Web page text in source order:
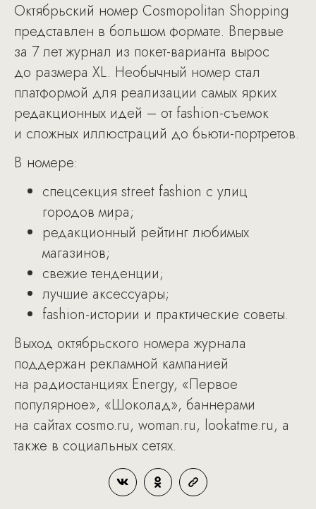
Октябрьский номер Cosmopolitan Shopping
представлен в большом формате. Впервые
за 7 лет журнал из покет-варианта вырос
до размера XL. Необычный номер стал
платформой для реализации самых ярких
редакционных идей – от fashion-съемок
и сложных иллюстраций до бьюти-портретов.
В номере:
спецсекция street fashion с улиц
городов мира;
редакционный рейтинг любимых
магазинов;
свежие тенденции;
лучшие аксессуары;
fashion-истории и практические советы.
Выход октябрьского номера журнала
поддержан рекламной кампанией
на радиостанциях Energy, «Первое
популярное», «Шоколад», баннерами
на сайтах cosmo.ru, woman.ru, lookatme.ru, а
также в социальных сетях.